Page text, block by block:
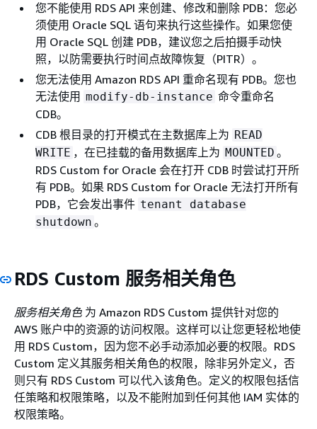
您不能使用 RDS API 来创建、修改和删除 PDB：您必
须使用 Oracle SQL 语句来执行这些操作。如果您使
用 Oracle SQL 创建 PDB，建议您之后拍摄手动快
照，以防需要执行时间点故障恢复（PITR）。
您无法使用 Amazon RDS API 重命名现有 PDB。您也
无法使用 modify-db-instance 命令重命名
CDB。
CDB 根目录的打开模式在主数据库上为 READ
WRITE ，在已挂载的备用数据库上为 MOUNTED 。
RDS Custom for Oracle 会在打开 CDB 时尝试打开所
有 PDB。如果 RDS Custom for Oracle 无法打开所有
PDB，它会发出事件 tenant database
shutdown 。
RDS Custom 服务相关角色
服务相关角色 为 Amazon RDS Custom 提供针对您的
AWS 账户中的资源的访问权限。这样可以让您更轻松地使
用 RDS Custom，因为您不必手动添加必要的权限。RDS
Custom 定义其服务相关角色的权限，除非另外定义，否
则只有 RDS Custom 可以代入该角色。定义的权限包括信
任策略和权限策略，以及不能附加到任何其他 IAM 实体的
权限策略。